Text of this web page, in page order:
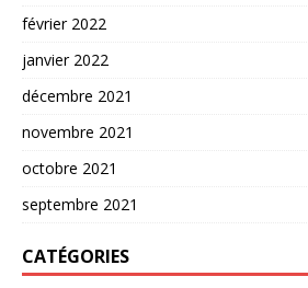
février 2022
janvier 2022
décembre 2021
novembre 2021
octobre 2021
septembre 2021
CATÉGORIES